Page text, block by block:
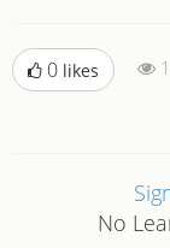
0 likes
No